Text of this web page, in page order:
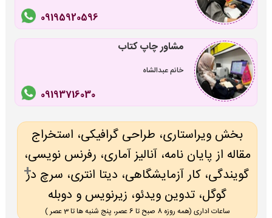
09195920596
مشاور چاپ کتاب
خانم عبدالشاه
09193716030
بخش ویراستاری، طراحی گرافیکی، استخراج
مقاله از پایان نامه، آنالیز آماری، رفرنس نویسی،
گویندگی، کار آزمایشگاهی، دیتا انتری، سرچ در
گوگل، تدوین ویدئو، زیرنویس و دوبله
ساعات اداری (همه روزه 8 صبح تا 6 عصر، پنج شنبه ها تا 3 عصر )